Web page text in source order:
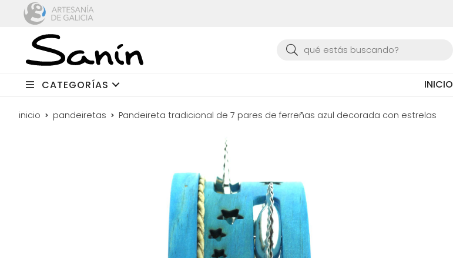
Buscar
CATEGORÍAS INICIO
inicio pandeiretas Pandeireta tradicional de 7 pares de ferreñas azul decorada con estrelas